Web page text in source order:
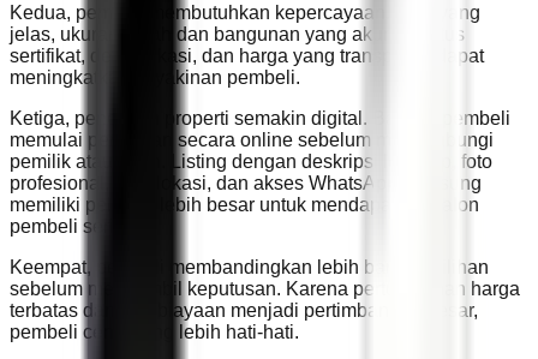
Kedua, pembeli membutuhkan kepercayaan. Foto yang
jelas, ukuran tanah dan bangunan yang akurat, status
sertifikat, detail lokasi, dan harga yang transparan dapat
meningkatkan keyakinan pembeli.
Ketiga, pencarian properti semakin digital. Banyak pembeli
memulai pencarian secara online sebelum menghubungi
pemilik atau agen. Listing dengan deskripsi lengkap, foto
profesional, peta lokasi, dan akses WhatsApp langsung
memiliki peluang lebih besar untuk mendapatkan calon
pembeli serius.
Keempat, pembeli membandingkan lebih banyak pilihan
sebelum mengambil keputusan. Karena pertumbuhan harga
terbatas dan pembiayaan menjadi pertimbangan besar,
pembeli cenderung lebih hati-hati.